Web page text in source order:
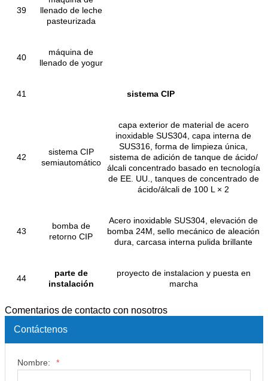
39
llenado de leche
pasteurizada
40
máquina de
llenado de yogur
41 sistema CIP
42
sistema CIP
semiautomático
capa exterior de material de acero
inoxidable SUS304, capa interna de
SUS316, forma de limpieza única,
sistema de adición de tanque de ácido/
álcali concentrado basado en tecnología
de EE. UU., tanques de concentrado de
ácido/álcali de 100 L × 2
43
bomba de
retorno CIP
Acero inoxidable SUS304, elevación de
bomba 24M, sello mecánico de aleación
dura, carcasa interna pulida brillante
44
parte de
instalación
proyecto de instalacion y puesta en
marcha
Comentarios de contacto con nosotros
Contáctenos
Nombre: *